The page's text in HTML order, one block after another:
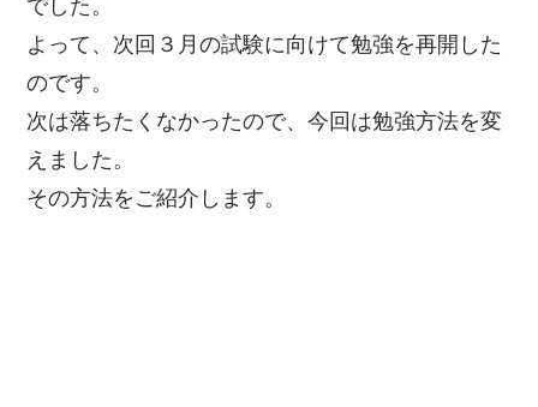
でした。
よって、次回３月の試験に向けて勉強を再開した
のです。
次は落ちたくなかったので、今回は勉強方法を変
えました。
その方法をご紹介します。